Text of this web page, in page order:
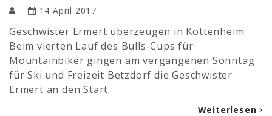
14 April 2017
Geschwister Ermert überzeugen in Kottenheim
Beim vierten Lauf des Bulls-Cups für
Mountainbiker gingen am vergangenen Sonntag
für Ski und Freizeit Betzdorf die Geschwister
Ermert an den Start.
Weiterlesen